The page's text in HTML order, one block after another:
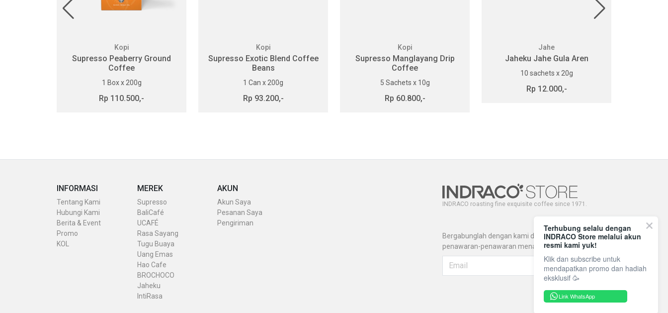
Kopi
Supresso Peaberry Ground
Coffee
1 Box x 200g
Rp 110.500,-
Kopi
Supresso Exotic Blend Coffee
Beans
1 Can x 200g
Rp 93.200,-
Kopi
Supresso Manglayang Drip
Coffee
5 Sachets x 10g
Rp 60.800,-
Jahe
Jaheku Jahe Gula Aren
10 sachets x 20g
Rp 12.000,-
INDRACO roasting fine exquisite coffee since 1971.
Bergabunglah dengan kami dan dapatkan
penawaran-penawaran menarik lainnya.
INFORMASI
Tentang Kami
Hubungi Kami
Berita & Event
Promo
KOL
MEREK
Supresso
BaliCafé
UCAFÉ
Rasa Sayang
Tugu Buaya
Uang Emas
Hao Cafe
BROCHOCO
Jaheku
IntiRasa
AKUN
Akun Saya
Pesanan Saya
Pengiriman
Terhubung selalu dengan
INDRACO Store melalui akun
resmi kami yuk!
Klik dan subscribe untuk
mendapatkan promo dan hadiah
eksklusif 🥳
Link WhatsApp